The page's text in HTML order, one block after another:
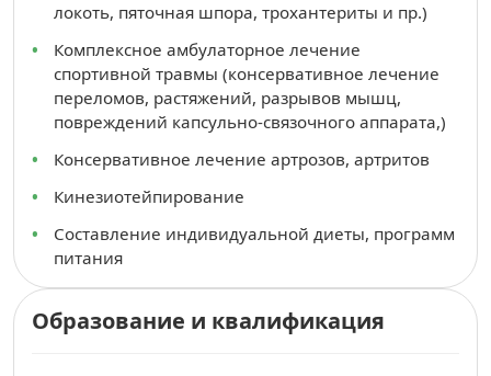
локоть, пяточная шпора, трохантериты и пр.)
Комплексное амбулаторное лечение
спортивной травмы (консервативное лечение
переломов, растяжений, разрывов мышц,
повреждений капсульно-связочного аппарата,)
Консервативное лечение артрозов, артритов
Кинезиотейпирование
Составление индивидуальной диеты, программ
питания
Образование и квалификация